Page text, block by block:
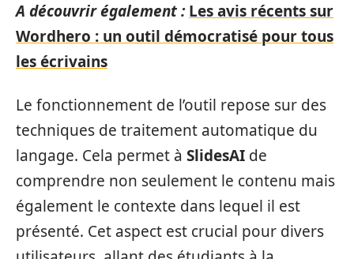
A découvrir également : Les avis récents sur
Wordhero : un outil démocratisé pour tous
les écrivains
Le fonctionnement de l’outil repose sur des
techniques de traitement automatique du
langage. Cela permet à SlidesAI de
comprendre non seulement le contenu mais
également le contexte dans lequel il est
présenté. Cet aspect est crucial pour divers